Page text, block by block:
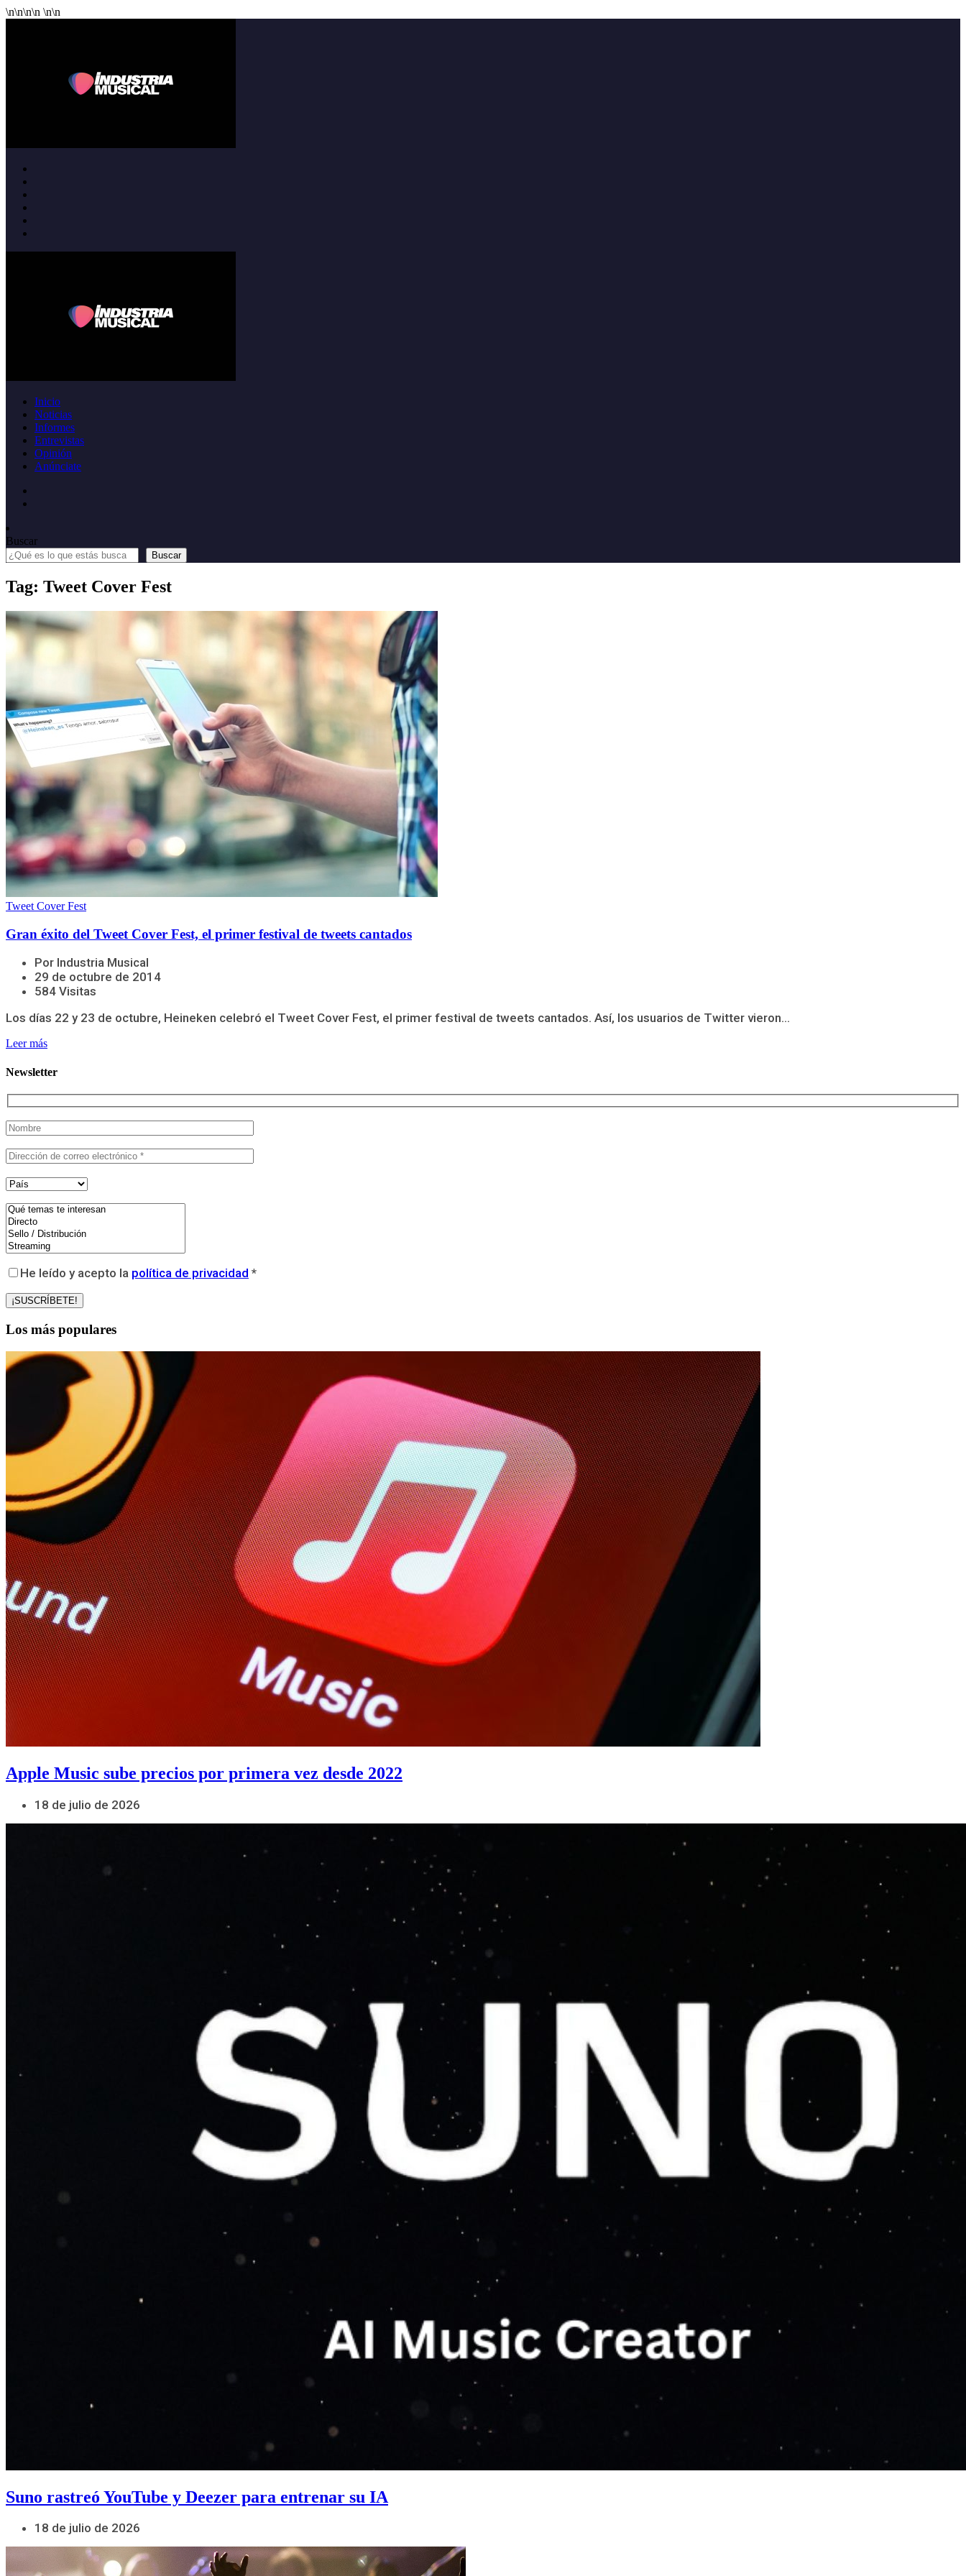
\n\n\n\n \n\n
Inicio
Noticias
Informes
Entrevistas
Opinión
Anúnciate
Buscar
Buscar
Tag: Tweet Cover Fest
Tweet Cover Fest
Gran éxito del Tweet Cover Fest, el primer festival de tweets cantados
Por Industria Musical
29 de octubre de 2014
584 Visitas
Los días 22 y 23 de octubre, Heineken celebró el Tweet Cover Fest, el primer festival de tweets cantados. Así, los usuarios de Twitter vieron...
Leer más
Newsletter
He leído y acepto la política de privacidad *
Los más populares
Apple Music sube precios por primera vez desde 2022
18 de julio de 2026
Suno rastreó YouTube y Deezer para entrenar su IA
18 de julio de 2026